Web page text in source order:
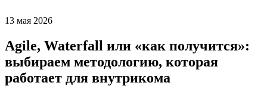
13 мая 2026
Agile, Waterfall или «как получится»:
выбираем методологию, которая
работает для внутрикома